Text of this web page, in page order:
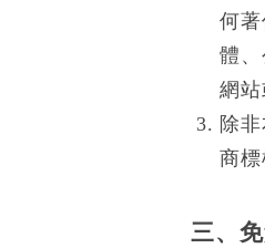
何
體
網
除
商
三、